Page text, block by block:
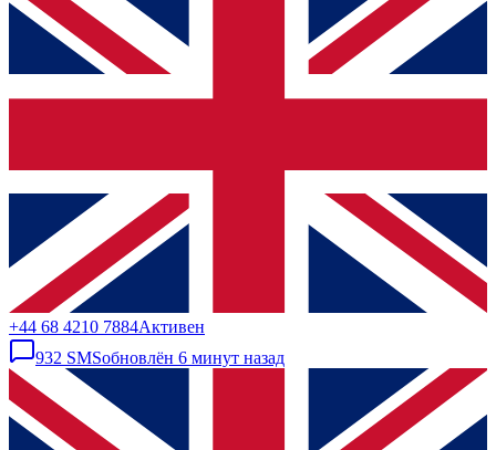
+44 68 4210 7884Активен
932 SMSобновлён 6 минут назад